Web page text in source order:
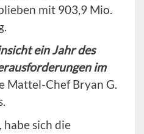
mit 903,9 Mio.
ein Jahr des
im
Mattel-Chef Bryan G.
sich die